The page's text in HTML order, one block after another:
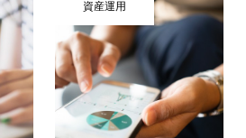
資産運用